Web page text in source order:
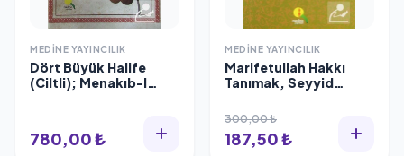
MEDINE YAYINCILIK
Dört Büyük Halife
(Ciltli); Menakıb-I
780,00 ₺
MEDINE YAYINCILIK
Marifetullah Hakkı
Tanımak, Seyyid
300,00 ₺
187,50 ₺